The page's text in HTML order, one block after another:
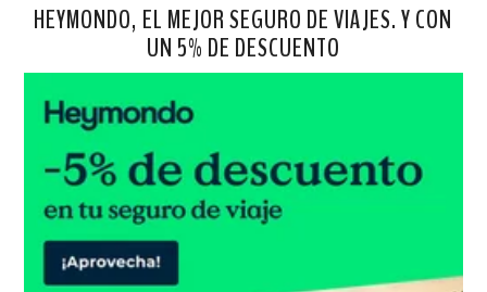
HEYMONDO, EL MEJOR SEGURO DE VIAJES. Y CON
UN 5% DE DESCUENTO